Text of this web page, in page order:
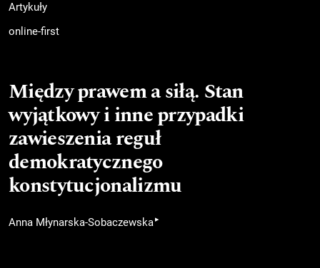
Artykuły
online-first
Między prawem a siłą. Stan
wyjątkowy i inne przypadki
zawieszenia reguł
demokratycznego
konstytucjonalizmu
Anna Młynarska-Sobaczewska ▸